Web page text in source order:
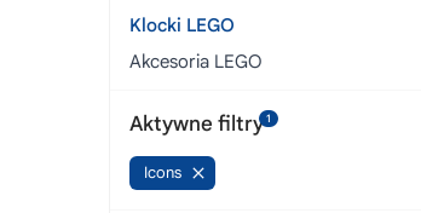
Klocki LEGO
Akcesoria LEGO
Aktywne filtry1
Icons